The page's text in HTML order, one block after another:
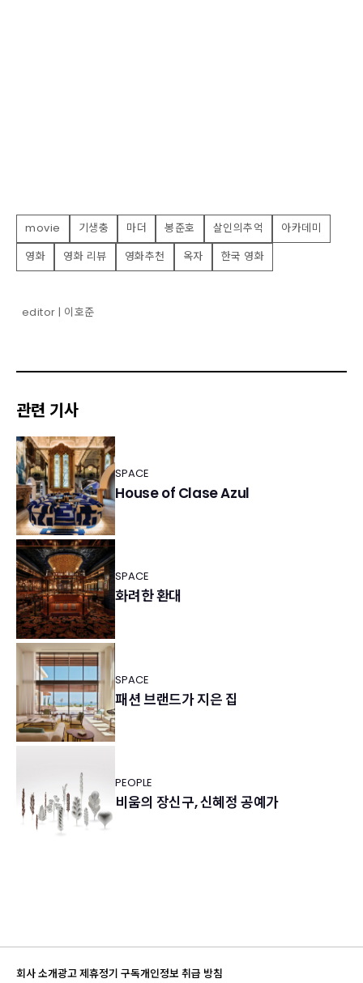
movie 기생충 마더 봉준호 살인의추억
아카데미
영화
영화 리뷰 영화추천 옥자 한국 영화
editor | 이호준
관련 기사
SPACE
House of Clase Azul
SPACE
화려한 환대
SPACE
패션 브랜드가 지은 집
PEOPLE
비움의 장신구, 신혜정 공예가
회사 소개광고 제휴정기 구독개인정보 취급 방침